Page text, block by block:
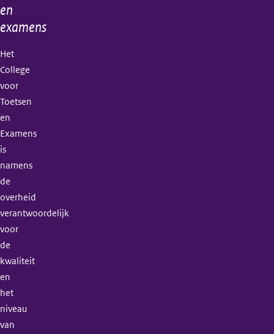
en
examens
Het
College
voor
Toetsen
en
Examens
is
namens
de
overheid
verantwoordelijk
voor
de
kwaliteit
en
het
niveau
van